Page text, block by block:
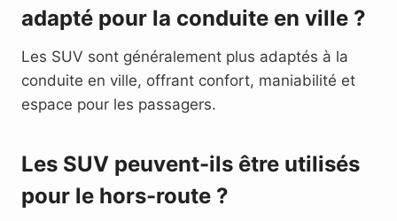
adapté pour la conduite en ville ?
Les SUV sont généralement plus adaptés à la
conduite en ville, offrant confort, maniabilité et
espace pour les passagers.
Les SUV peuvent-ils être utilisés
pour le hors-route ?